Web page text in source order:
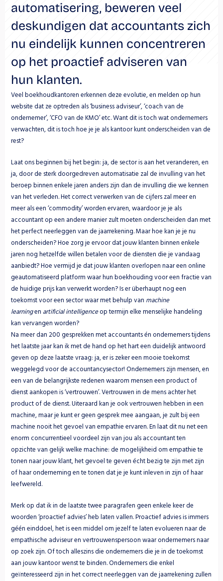
automatisering, beweren veel
deskundigen dat accountants zich
nu eindelijk kunnen concentreren
op het proactief adviseren van
hun klanten.
Veel boekhoudkantoren erkennen deze evolutie, en melden op hun
website dat ze optreden als ‘business adviseur’, ‘coach van de
ondernemer’, ‘CFO van de KMO’ etc. Want dit is toch wat ondernemers
verwachten, dit is toch hoe je je als kantoor kunt onderscheiden van de
rest?
Laat ons beginnen bij het begin: ja, de sector is aan het veranderen, en
ja, door de sterk doorgedreven automatisatie zal de invulling van het
beroep binnen enkele jaren anders zijn dan de invulling die we kennen
van het verleden. Het correct verwerken van de cijfers zal meer en
meer als een ‘commodity’ worden ervaren, waardoor je je als
accountant op een andere manier zult moeten onderscheiden dan met
het perfect neerleggen van de jaarrekening. Maar hoe kan je je nu
onderscheiden? Hoe zorg je ervoor dat jouw klanten binnen enkele
jaren nog hetzelfde willen betalen voor de diensten die je vandaag
aanbiedt? Hoe vermijd je dat jouw klanten overlopen naar een online
geautomatiseerd platform waar hun boekhouding voor een fractie van
de huidige prijs kan verwerkt worden? Is er überhaupt nog een
toekomst voor een sector waar met behulp van machine
learning en artificial intelligence op termijn elke menselijke handeling
kan vervangen worden?
Na meer dan 200 gesprekken met accountants én ondernemers tijdens
het laatste jaar kan ik met de hand op het hart een duidelijk antwoord
geven op deze laatste vraag: ja, er is zeker een mooie toekomst
weggelegd voor de accountancysector! Ondernemers zijn mensen, en
een van de belangrijkste redenen waarom mensen een product of
dienst aankopen is ‘vertrouwen’. Vertrouwen in de mens achter het
product of de dienst. Uiteraard kan je ook vertrouwen hebben in een
machine, maar je kunt er geen gesprek mee aangaan, je zult bij een
machine nooit het gevoel van empathie ervaren. En laat dit nu net een
enorm concurrentieel voordeel zijn van jou als accountant ten
opzichte van gelijk welke machine: de mogelijkheid om empathie te
tonen naar jouw klant, het gevoel te geven écht bezig te zijn met zijn
of haar onderneming en te tonen dat je je kunt inleven in zijn of haar
leefwereld.
Merk op dat ik in de laatste twee paragrafen geen enkele keer de
woorden ‘proactief advies’ heb laten vallen. Proactief advies is immers
géén einddoel, het is een middel om jezelf te laten evolueren naar de
empathische adviseur en vertrouwenspersoon waar ondernemers naar
op zoek zijn. Of toch alleszins die ondernemers die je in de toekomst
aan jouw kantoor wenst te binden. Ondernemers die enkel
geïnteresseerd zijn in het correct neerleggen van de jaarrekening zullen